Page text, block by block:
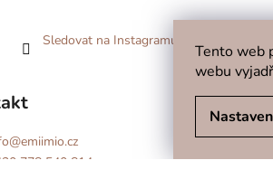
Tento web
webu
Sledovat na Instagramu
@emiimio.cz
778 540 814